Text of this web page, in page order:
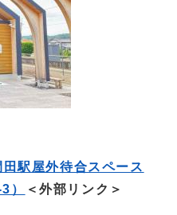
田駅屋外待合スペース
）
＜外部リンク＞